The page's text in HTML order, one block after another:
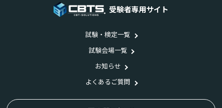
受験者専用サイト
試験・検定一覧
試験会場一覧
お知らせ
よくあるご質問